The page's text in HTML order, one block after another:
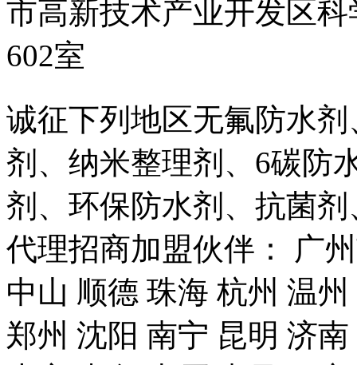
市高新技术产业开发区
602室
诚征下列地区无氟防水
剂、纳米整理剂、6碳防
剂、环保防水剂、抗菌
代理招商加盟伙伴： 广
中山 顺德 珠海 杭州 温
郑州 沈阳 南宁 昆明 济